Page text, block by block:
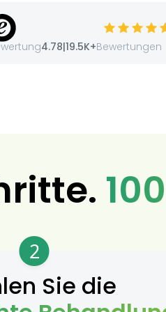
4.78|19.5K+Bewertungen
2
Sie die